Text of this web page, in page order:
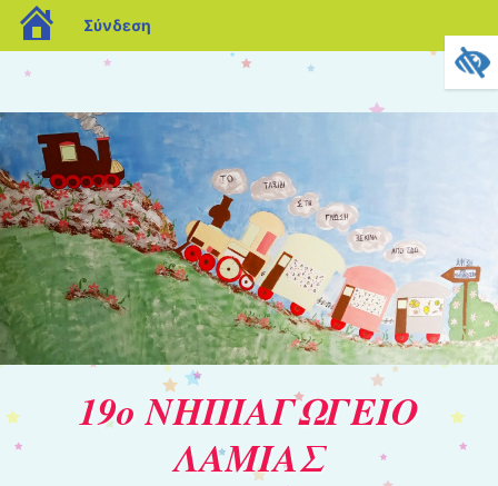
blogs.sch.gr
Σύνδεση
19ο ΝΗΠΙΑΓΩΓΕΙΟ
ΛΑΜΙΑΣ